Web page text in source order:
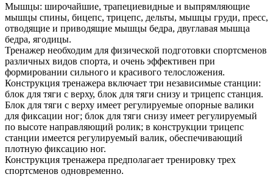
Мышцы: широчайшие, трапециевидные и выпрямляющие
мышцы спины, бицепс, трицепс, дельты, мышцы груди, пресс,
отводящие и приводящие мышцы бедра, двуглавая мышца
бедра, ягодицы.
Тренажер необходим для физической подготовки спортсменов
различных видов спорта, и очень эффективен при
формировании сильного и красивого телосложения.
Конструкция тренажера включает три независимые станции:
блок для тяги с верху, блок для тяги снизу и трицепс станция.
Блок для тяги с верху имеет регулируемые опорные валики
для фиксации ног; блок для тяги снизу имеет регулируемый
по высоте направляющий ролик; в конструкции трицепс
станции имеется регулируемый валик, обеспечивающий
плотную фиксацию ног.
Конструкция тренажера предполагает тренировку трех
спортсменов одновременно.